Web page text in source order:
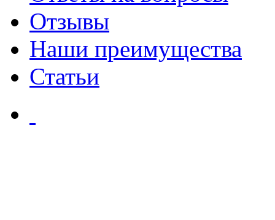
Отзывы
Наши преимущества
Статьи